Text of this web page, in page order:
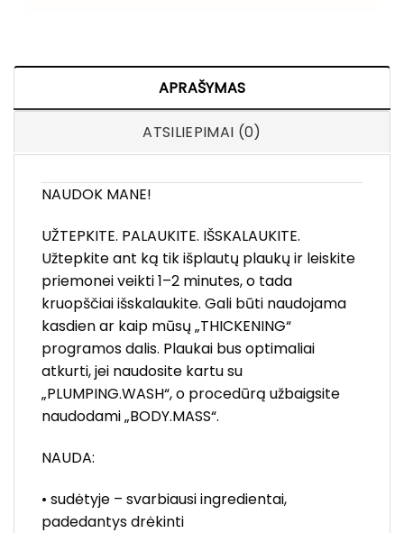
APRAŠYMAS
ATSILIEPIMAI (0)
NAUDOK MANE!
UŽTEPKITE. PALAUKITE. IŠSKALAUKITE.
Užtepkite ant ką tik išplautų plaukų ir leiskite
priemonei veikti 1–2 minutes, o tada
kruopščiai išskalaukite. Gali būti naudojama
kasdien ar kaip mūsų „THICKENING“
programos dalis. Plaukai bus optimaliai
atkurti, jei naudosite kartu su
„PLUMPING.WASH“, o procedūrą užbaigsite
naudodami „BODY.MASS“.
NAUDA:
• sudėtyje – svarbiausi ingredientai,
padedantys drėkinti